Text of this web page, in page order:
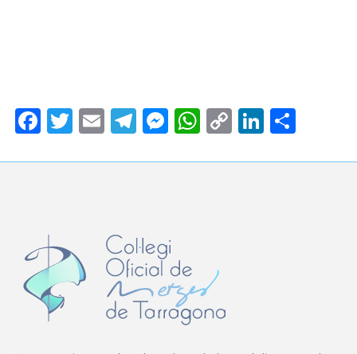
Facebook
Twitter
EmailTelegram
Messenger
WhatsApp
Copy
Link